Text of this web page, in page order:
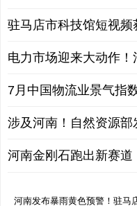
驻马店市科技馆短视
电力市场迎来大动作
7月中国物流业景气指
涉及河南！自然资源
河南金刚石跑出新赛道
河南发布暴雨黄色预警！驻马